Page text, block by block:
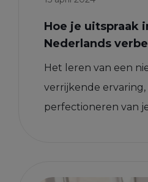
Hoe je uitspraak
Nederlands
Het leren van een
verrijkende ervaring,
perfectioneren van